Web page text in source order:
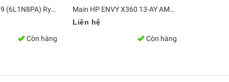
Main HP 245 G9 (6L1N8PA) Ryzen 5 5625U
Còn hàng
Main HP ENVY X360 13-AY AMD R7 4700U 8GB L94492-601
Liên hệ
Còn hàng